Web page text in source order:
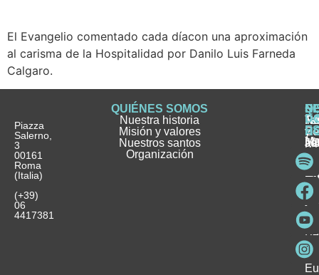
El Evangelio comentado cada díacon una aproximación
al carisma de la Hospitalidad por Danilo Luis Farneda
Calgaro.
Piazza
Salerno,
3
00161
Roma
(Italia)
(+39)
06
4417381
QUIÉNES SOMOS
Nuestra historia
Misión y valores
Nuestros santos
Organización
e
y
y